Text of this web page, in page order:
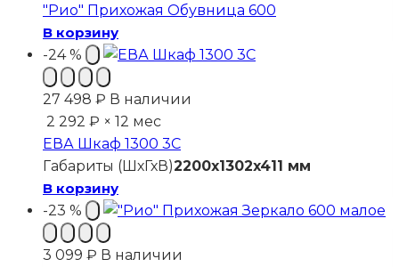
"Рио" Прихожая Обувница 600
В корзину
-24 %
27 498 ₽ В наличии
2 292 ₽ × 12 мес
ЕВА Шкаф 1300 3С
Габариты (ШхГхВ)2200x1302x411 мм
В корзину
-23 %
3 099 ₽ В наличии